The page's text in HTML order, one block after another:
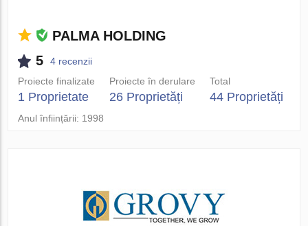
PALMA HOLDING
5
4 recenzii
Proiecte finalizate
1 Proprietate
Proiecte în derulare
26 Proprietăți
Total
44 Proprietăți
Anul înființării: 1998